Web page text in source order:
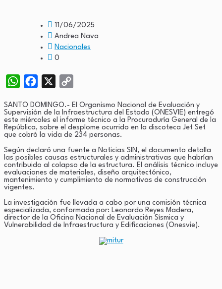
11/06/2025
Andrea Nava
Nacionales
0
WhatsAppFacebook
SANTO DOMINGO.- El Organismo Nacional de Evaluación y
Supervisión de la Infraestructura del Estado (ONESVIE) entregó
este miércoles el informe técnico a la Procuraduría General de la
República, sobre el desplome ocurrido en la discoteca Jet Set
que cobró la vida de 234 personas.
Según declaró una fuente a Noticias SIN, el documento detalla
las posibles causas estructurales y administrativas que habrían
contribuido al colapso de la estructura. El análisis técnico incluye
evaluaciones de materiales, diseño arquitectónico,
mantenimiento y cumplimiento de normativas de construcción
vigentes.
La investigación fue llevada a cabo por una comisión técnica
especializada, conformada por: Leonardo Reyes Madera,
director de la Oficina Nacional de Evaluación Sísmica y
Vulnerabilidad de Infraestructura y Edificaciones (Onesvie).